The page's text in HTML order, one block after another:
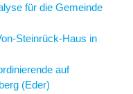
für die Gemeinde
Steinrück-Haus in
auf
(Eder)